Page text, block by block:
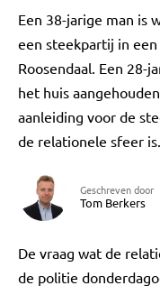
Een 38-jarige man is
een steekpartij in
Roosendaal. Een 28-
het huis
aanleiding voor de
de relationele sfeer is.
Geschreven door
Tom Berkers
De vraag wat de
de politie